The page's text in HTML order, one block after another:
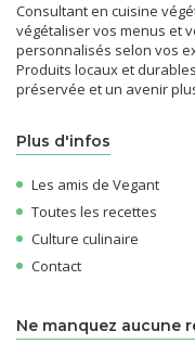
Consultant en cuisine
végétaliser vos menus et
personnalisés selon vos
Produits locaux et
préservée et un avenir
Plus d'infos
Les amis de Vegant
Toutes les recettes
Culture culinaire
Contact
Ne manquez aucune